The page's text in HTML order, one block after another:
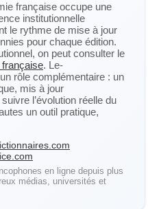
française occupe une
institutionnelle
le rythme de mise à jour
pour chaque édition.
on peut consulter le
française. Le-
rôle complémentaire : un
mis à jour
l’évolution réelle du
un outil pratique,
en ligne depuis plus
médias, universités et